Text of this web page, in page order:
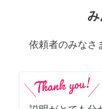
依頼者のみなさ